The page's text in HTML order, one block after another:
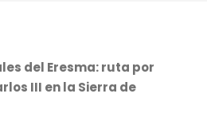
del Eresma: ruta por
III en la Sierra de